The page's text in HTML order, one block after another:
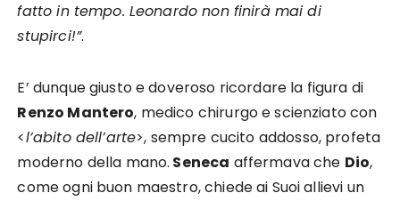
fatto in tempo. Leonardo non finirà mai di
stupirci!”.
E’ dunque giusto e doveroso ricordare la figura di
Renzo Mantero, medico chirurgo e scienziato con
<l’abito dell’arte>, sempre cucito addosso, profeta
moderno della mano. Seneca affermava che Dio,
come ogni buon maestro, chiede ai Suoi allievi un